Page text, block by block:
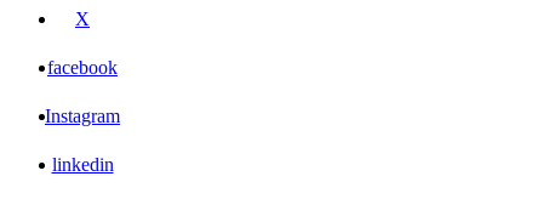
X
facebook
Instagram
linkedin